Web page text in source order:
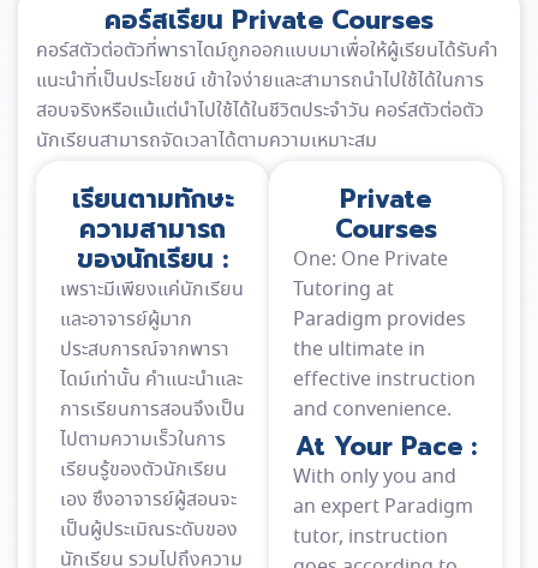
คอร์สเรียน Private Courses
คอร์สตัวต่อตัวที่พาราไดม์ถูกออกแบบมาเพื่อให้ผู้เรียนได้รับคำ
แนะนำที่เป็นประโยชน์ เข้าใจง่ายและสามารถนำไปใช้ได้ในการ
สอบจริงหรือแม้แต่นำไปใช้ได้ในชีวิตประจำวัน คอร์สตัวต่อตัว
นักเรียนสามารถจัดเวลาได้ตามความเหมาะสม
เรียนตามทักษะ
ความสามารถ
ของนักเรียน :
เพราะมีเพียงแค่นักเรียน
และอาจารย์ผู้มาก
ประสบการณ์จากพารา
ไดม์เท่านั้น คำแนะนำและ
การเรียนการสอนจึงเป็น
ไปตามความเร็วในการ
เรียนรู้ของตัวนักเรียน
เอง ซึงอาจารย์ผู้สอนจะ
เป็นผู้ประเมิณระดับของ
นักเรียน รวมไปถึงความ
Private
Courses
One: One Private
Tutoring at
Paradigm provides
the ultimate in
effective instruction
and convenience.
At Your Pace :
With only you and
an expert Paradigm
tutor, instruction